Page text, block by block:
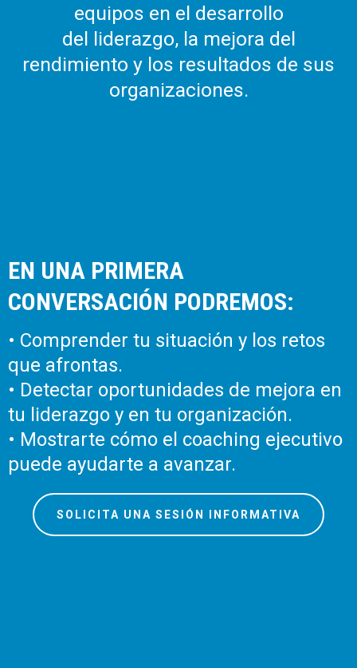
equipos en el desarrollo
del liderazgo, la mejora del
rendimiento y los resultados de sus
organizaciones.
EN UNA PRIMERA
CONVERSACIÓN PODREMOS:
• Comprender tu situación y los retos
que afrontas.
• Detectar oportunidades de mejora en
tu liderazgo y en tu organización.
• Mostrarte cómo el coaching ejecutivo
puede ayudarte a avanzar.
SOLICITA UNA SESIÓN INFORMATIVA